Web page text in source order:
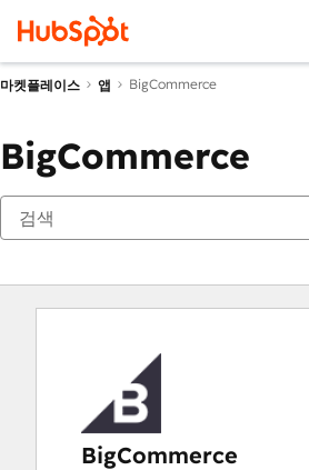
마켓플레이스 앱 BigCommerce
BigCommerce
BigCommerce